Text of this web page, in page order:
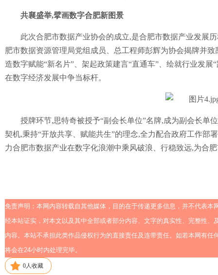
共襄盛举,擘画数字合肥新图景
此次合肥市数据产业协会的成立,是合肥市数据产业发展
肥市数据资源管理局党组成员、总工程师彭辉为协会揭牌并
造数字赋能“新名片”、架起政策建言“直通车”、绘就行业发
在数字经济发展中争当标杆。
授牌环节,思特奇被授予“副会长单位”名牌,成为副会长单
契机,秉持“开放共享、赋能共生”的理念,全力配合政府工作部
力合肥市数据产业在数字化浪潮中乘风破浪、行稳致远,为合
免责声明：本网内容转载自其他媒体，目的在于传递更多信息，并不代表
经本站证实，对本文以及其中全部或者部分内容、文字的真实性、完整性
内容。本站不承担此类作品侵权行为的直接责任及连带责任。如若本网有任
将会在24小时内处理完毕。
0人收藏